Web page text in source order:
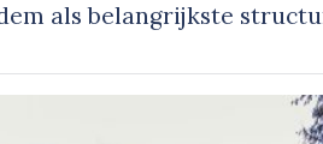
als belangrijkste